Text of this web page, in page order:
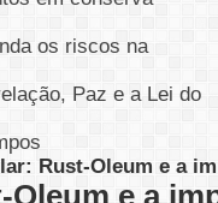
os riscos na
Paz e a Lei do
Rust-Oleum e a
e a